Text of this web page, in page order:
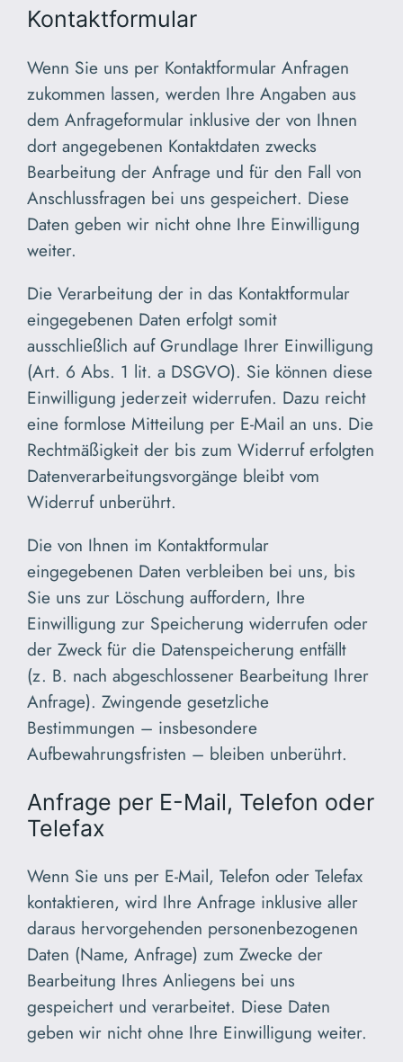
Kontaktformular
Wenn Sie uns per Kontaktformular Anfragen
zukommen lassen, werden Ihre Angaben aus
dem Anfrageformular inklusive der von Ihnen
dort angegebenen Kontaktdaten zwecks
Bearbeitung der Anfrage und für den Fall von
Anschlussfragen bei uns gespeichert. Diese
Daten geben wir nicht ohne Ihre Einwilligung
weiter.
Die Verarbeitung der in das Kontaktformular
eingegebenen Daten erfolgt somit
ausschließlich auf Grundlage Ihrer Einwilligung
(Art. 6 Abs. 1 lit. a DSGVO). Sie können diese
Einwilligung jederzeit widerrufen. Dazu reicht
eine formlose Mitteilung per E-Mail an uns. Die
Rechtmäßigkeit der bis zum Widerruf erfolgten
Datenverarbeitungsvorgänge bleibt vom
Widerruf unberührt.
Die von Ihnen im Kontaktformular
eingegebenen Daten verbleiben bei uns, bis
Sie uns zur Löschung auffordern, Ihre
Einwilligung zur Speicherung widerrufen oder
der Zweck für die Datenspeicherung entfällt
(z. B. nach abgeschlossener Bearbeitung Ihrer
Anfrage). Zwingende gesetzliche
Bestimmungen – insbesondere
Aufbewahrungsfristen – bleiben unberührt.
Anfrage per E-Mail, Telefon oder
Telefax
Wenn Sie uns per E-Mail, Telefon oder Telefax
kontaktieren, wird Ihre Anfrage inklusive aller
daraus hervorgehenden personenbezogenen
Daten (Name, Anfrage) zum Zwecke der
Bearbeitung Ihres Anliegens bei uns
gespeichert und verarbeitet. Diese Daten
geben wir nicht ohne Ihre Einwilligung weiter.